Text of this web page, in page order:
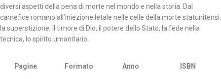
diversi aspetti della pena di morte nel mondo e nella storia. Dal
carnefice romano all’iniezione letale nelle celle della morte statunitensi:
la superstizione, il timore di Dio, il potere dello Stato, la fede nella
tecnica, lo spirito umanitario.
Pagine Formato Anno ISBN